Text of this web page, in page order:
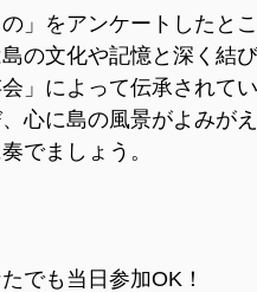
」をアンケートしたと
の文化や記憶と深く結
」によって伝承されて
心に島の風景がよみが
でましょう。
でも当日参加OK！